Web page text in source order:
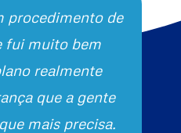
procedimento de
fui muito bem
realmente
que a gente
mais precisa.